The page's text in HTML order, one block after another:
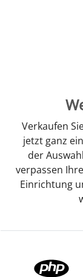
Verkaufen
jetzt ganz
der
verpassen
Einrichtung